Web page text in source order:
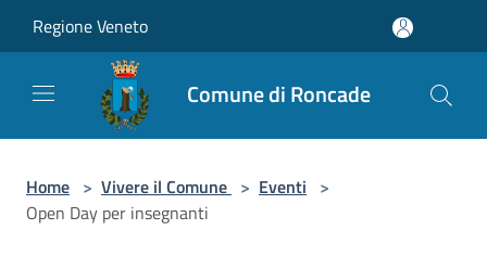
Regione Veneto
Comune di Roncade
Home > Vivere il Comune > Eventi >
Open Day per insegnanti